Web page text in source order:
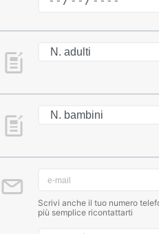
Scrivi anche il tuo numero
più semplice ricontattarti